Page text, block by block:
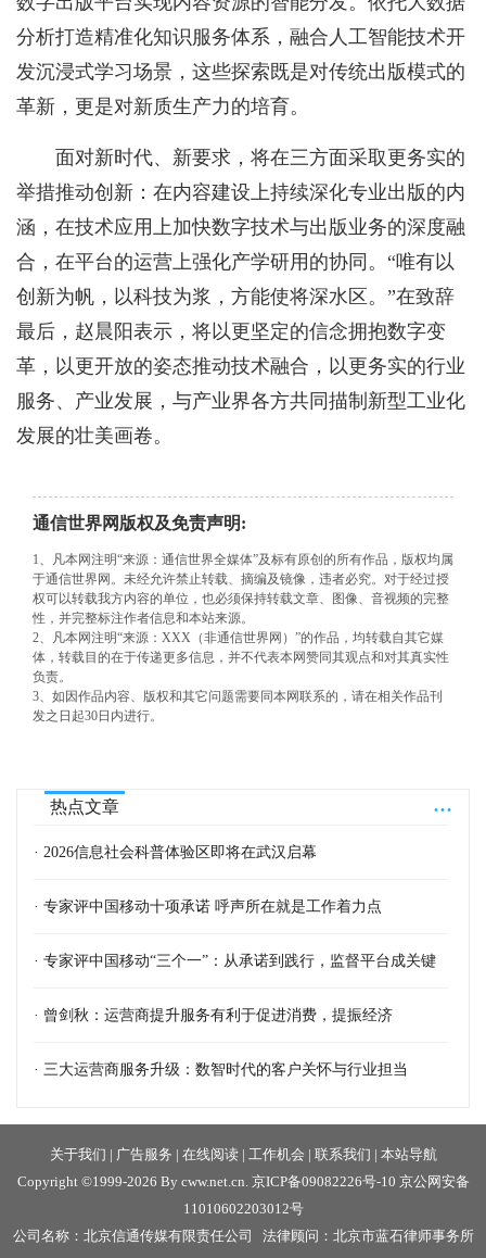
分析打造精准化知识服务体系，融合人工智能技术开
发沉浸式学习场景，这些探索既是对传统出版模式的
革新，更是对新质生产力的培育。
面对新时代、新要求，将在三方面采取更务实的
举措推动创新：在内容建设上持续深化专业出版的内
涵，在技术应用上加快数字技术与出版业务的深度融
合，在平台的运营上强化产学研用的协同。“唯有以
创新为帆，以科技为浆，方能使将深水区。”在致辞
最后，赵晨阳表示，将以更坚定的信念拥抱数字变
革，以更开放的姿态推动技术融合，以更务实的行业
服务、产业发展，与产业界各方共同描制新型工业化
发展的壮美画卷。
通信世界网版权及免责声明:
1、凡本网注明“来源：通信世界全媒体”及标有原创的所有作品，版权均属
于通信世界网。未经允许禁止转载、摘编及镜像，违者必究。对于经过授
权可以转载我方内容的单位，也必须保持转载文章、图像、音视频的完整
性，并完整标注作者信息和本站来源。
2、凡本网注明“来源：XXX（非通信世界网）”的作品，均转载自其它媒
体，转载目的在于传递更多信息，并不代表本网赞同其观点和对其真实性
负责。
3、如因作品内容、版权和其它问题需要同本网联系的，请在相关作品刊
发之日起30日内进行。
...
热点文章
· 2026信息社会科普体验区即将在武汉启幕
· 专家评中国移动十项承诺 呼声所在就是工作着力点
· 专家评中国移动“三个一”：从承诺到践行，监督平台成关键
· 曾剑秋：运营商提升服务有利于促进消费，提振经济
· 三大运营商服务升级：数智时代的客户关怀与行业担当
关于我们 | 广告服务 | 在线阅读| 工作机会 | 联系我们 | 本站导航
Copyright ©1999-2026 By cww.net.cn. 京ICP备09082226号-10 京公网安备
11010602203012号
公司名称：北京信通传媒有限责任公司 法律顾问：北京市蓝石律师事务所